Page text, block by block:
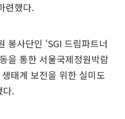
련했다.
봉사단인 ‘SGI 드림파트너
을 통한 서울국제정원박람
태계 보전을 위한 실미도
다.